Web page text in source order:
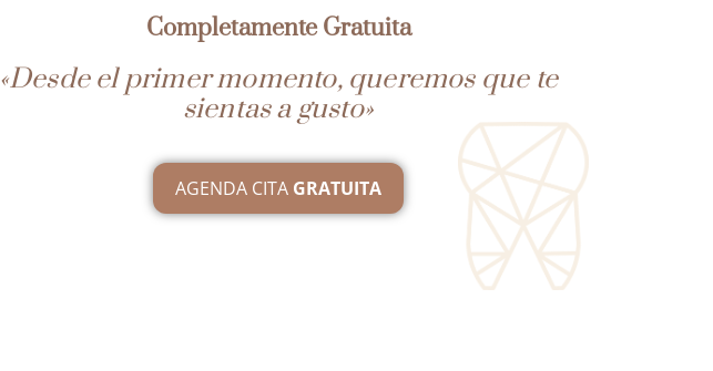
Completamente Gratuita
«Desde el primer momento, queremos que te
sientas a gusto»
AGENDA CITA GRATUITA